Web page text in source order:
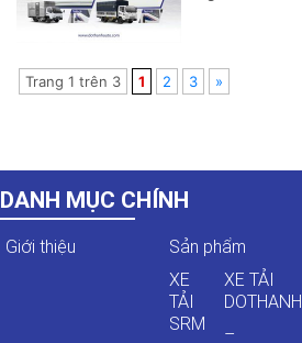
Trang 1 trên 3 1 2 3 »
DANH MỤC CHÍNH
Giới thiệu
Sản phẩm
XE
TẢI
SRM
XE TẢI
DOTHANH
–